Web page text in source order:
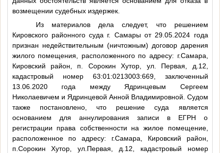
возмещении судебных издержек.
Из материалов дела следует, что решением
Кировского районного суда г. Самары от 29.05.2024 года
признан недействительным (ничтожным) договор дарения
жилого помещения, расположенного по адресу: г.Самара,
Кировский район, п. Сорокин Хутор, ул. Первая, д.12,
кадастровый номер 63:01:0213003:669, заключенный
13.06.2020 года между Ядринцевым Сергеем
Николаевичем и Ядринцевой Анной Владимировной. Судом
также постановлено, что решение суда является
основанием для аннулирования записи в ЕГРН о
регистрации права собственности на жилое помещение,
расположенное по адресу: г.Самара, Кировский район,
п.Сорокин Хутор, ул.Первая, д.12, кадастровый номер